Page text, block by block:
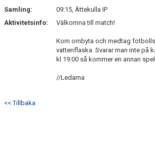
Samling:
09:15, Ättekulla IP
Aktivitetsinfo:
Välkomna till match!
Kom ombyta och medtag
vattenflaska. Svarar man inte på
kl 19:00 så kommer en annan
//Ledarna
<< Tillbaka